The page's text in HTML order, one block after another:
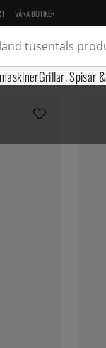
VÅRA BUTIKER
Grillar, Spisar